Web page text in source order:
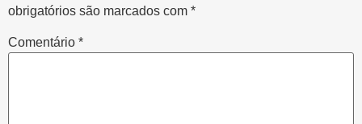
obrigatórios são marcados com *
Comentário *